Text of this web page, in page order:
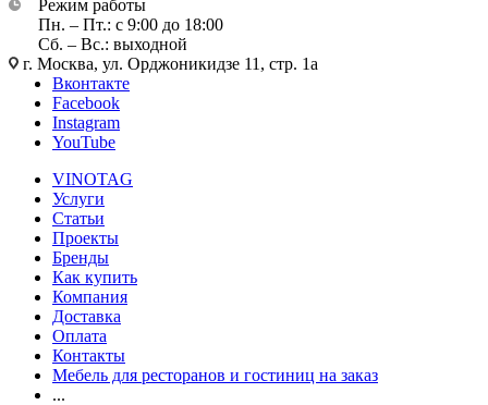
Режим работы
Пн. – Пт.: с 9:00 до 18:00
Сб. – Вс.: выходной
г. Москва, ул. Орджоникидзе 11, стр. 1а
Вконтакте
Facebook
Instagram
YouTube
VINOTAG
Услуги
Статьи
Проекты
Бренды
Как купить
Компания
Доставка
Оплата
Контакты
Мебель для ресторанов и гостиниц на заказ
...